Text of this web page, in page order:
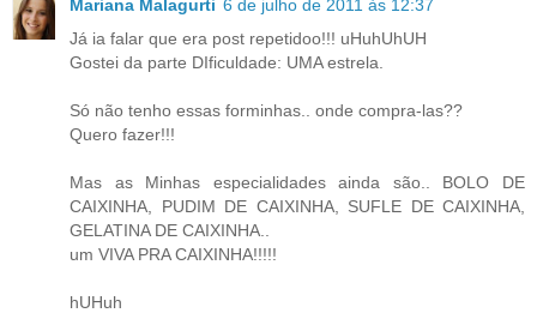
Mariana Malagurti 6 de julho de 2011 às 12:37
Já ia falar que era post repetidoo!!! uHuhUhUH
Gostei da parte DIficuldade: UMA estrela.
Só não tenho essas forminhas.. onde compra-las??
Quero fazer!!!
Mas as Minhas especialidades ainda são.. BOLO DE
CAIXINHA, PUDIM DE CAIXINHA, SUFLE DE CAIXINHA,
GELATINA DE CAIXINHA..
um VIVA PRA CAIXINHA!!!!!
hUHuh